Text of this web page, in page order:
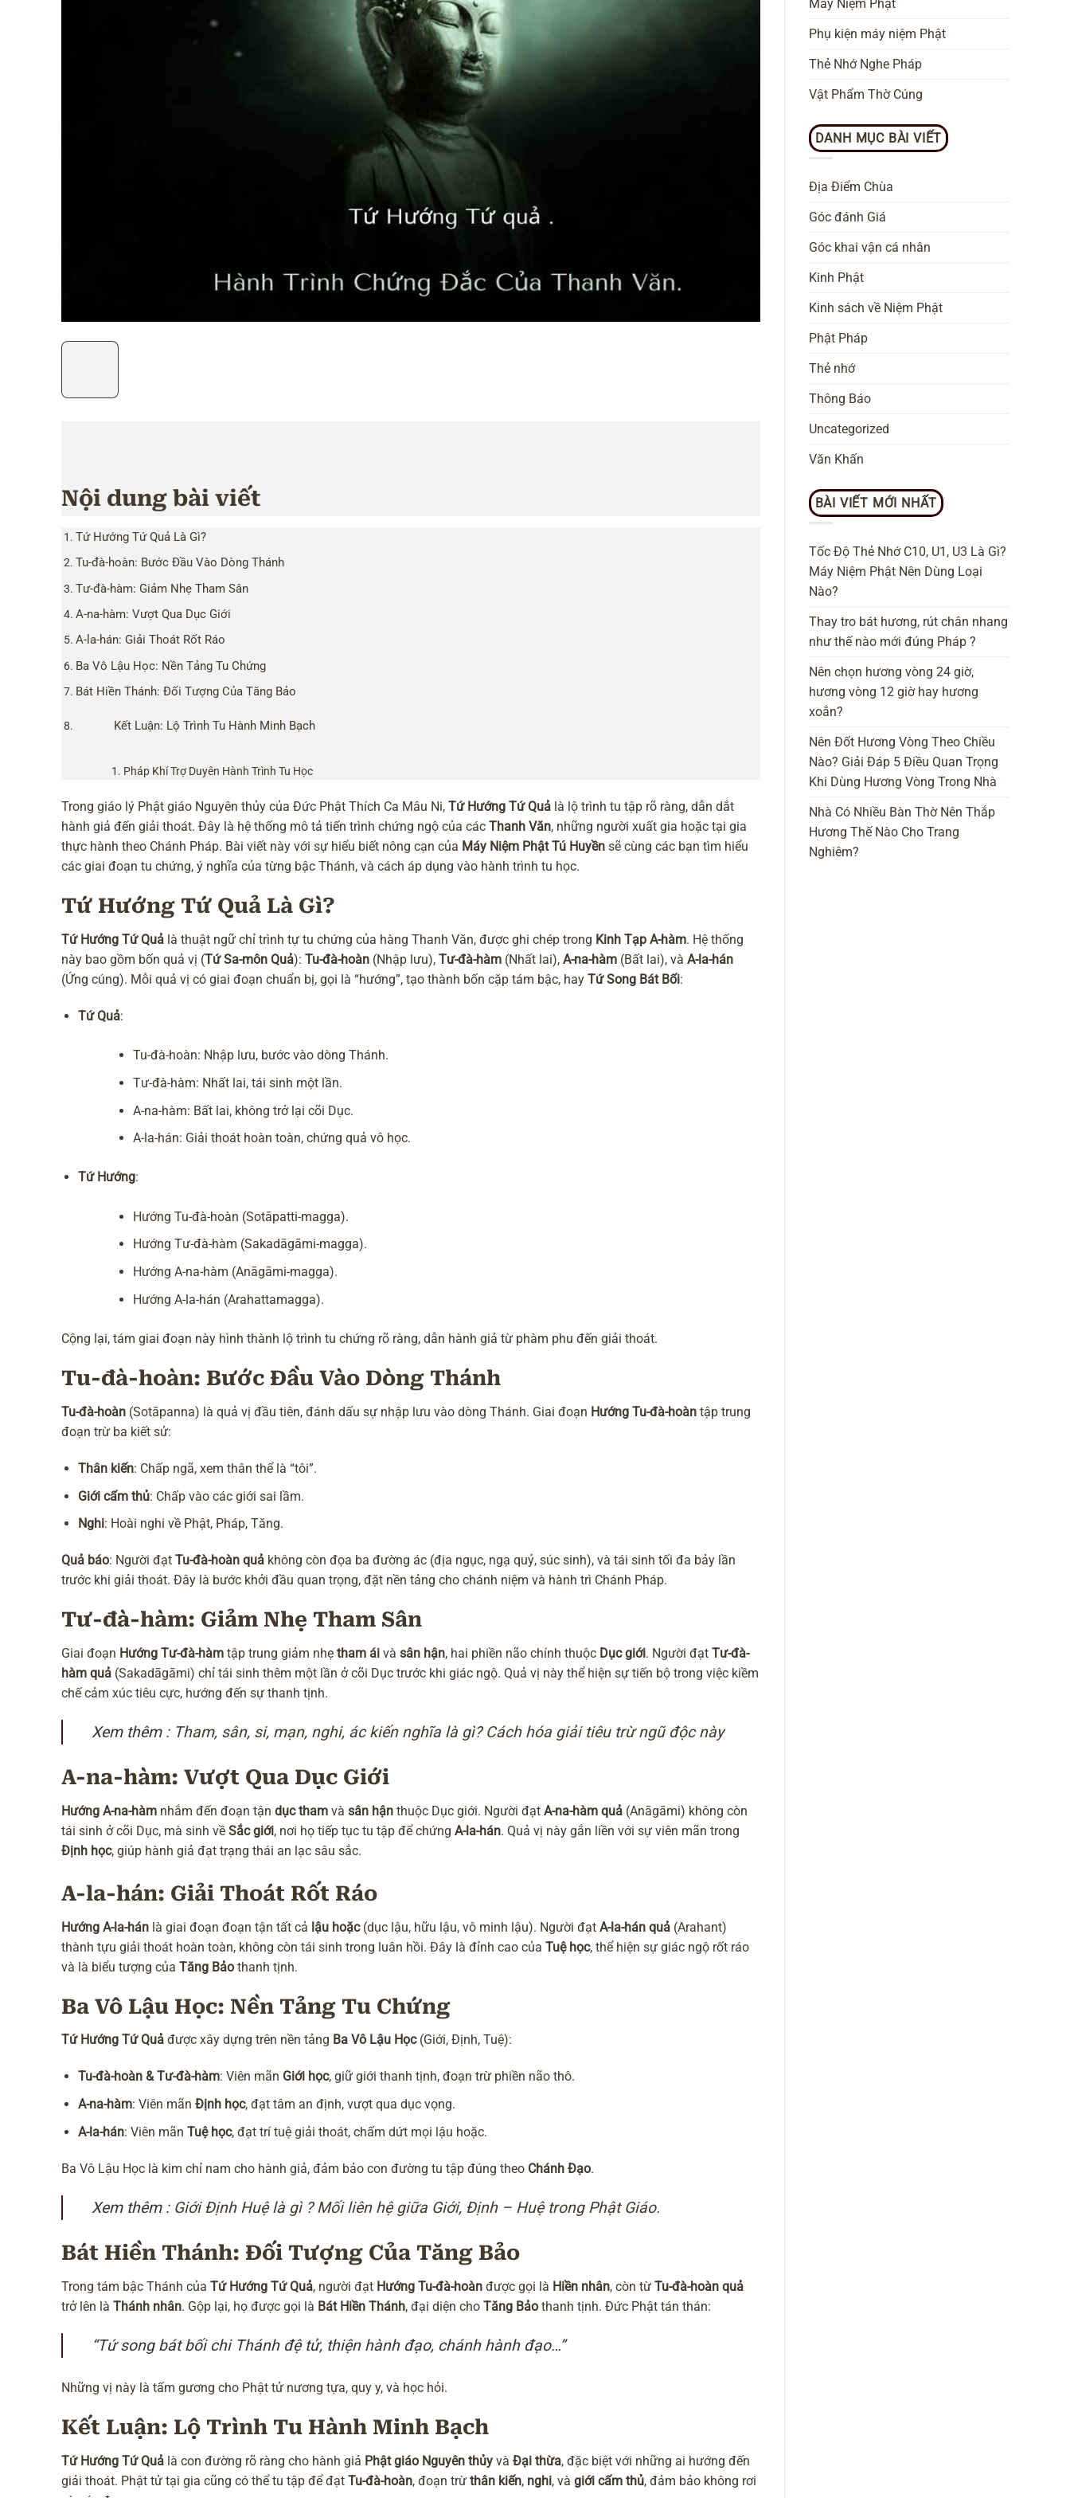
Nội dung bài viết
Tứ Hướng Tứ Quả Là Gì?
Tu-đà-hoàn: Bước Đầu Vào Dòng Thánh
Tư-đà-hàm: Giảm Nhẹ Tham Sân
A-na-hàm: Vượt Qua Dục Giới
A-la-hán: Giải Thoát Rốt Ráo
Ba Vô Lậu Học: Nền Tảng Tu Chứng
Bát Hiền Thánh: Đối Tượng Của Tăng Bảo
Kết Luận: Lộ Trình Tu Hành Minh Bạch
Pháp Khí Trợ Duyên Hành Trình Tu Học
Trong giáo lý Phật giáo Nguyên thủy của Đức Phật Thích Ca Mâu Ni, Tứ Hướng Tứ Quả là lộ trình tu tập rõ ràng, dẫn dắt
hành giả đến giải thoát. Đây là hệ thống mô tả tiến trình chứng ngộ của các Thanh Văn, những người xuất gia hoặc tại gia
thực hành theo Chánh Pháp. Bài viết này với sự hiểu biết nông cạn của Máy Niệm Phật Tú Huyền sẽ cùng các bạn tìm hiểu
các giai đoạn tu chứng, ý nghĩa của từng bậc Thánh, và cách áp dụng vào hành trình tu học.
Tứ Hướng Tứ Quả Là Gì?
Tứ Hướng Tứ Quả là thuật ngữ chỉ trình tự tu chứng của hàng Thanh Văn, được ghi chép trong Kinh Tạp A-hàm. Hệ thống
này bao gồm bốn quả vị (Tứ Sa-môn Quả): Tu-đà-hoàn (Nhập lưu), Tư-đà-hàm (Nhất lai), A-na-hàm (Bất lai), và A-la-hán
(Ứng cúng). Mỗi quả vị có giai đoạn chuẩn bị, gọi là “hướng”, tạo thành bốn cặp tám bậc, hay Tứ Song Bát Bối:
Tứ Quả:
Tu-đà-hoàn: Nhập lưu, bước vào dòng Thánh.
Tư-đà-hàm: Nhất lai, tái sinh một lần.
A-na-hàm: Bất lai, không trở lại cõi Dục.
A-la-hán: Giải thoát hoàn toàn, chứng quả vô học.
Tứ Hướng:
Hướng Tu-đà-hoàn (Sotāpatti-magga).
Hướng Tư-đà-hàm (Sakadāgāmi-magga).
Hướng A-na-hàm (Anāgāmi-magga).
Hướng A-la-hán (Arahattamagga).
Cộng lại, tám giai đoạn này hình thành lộ trình tu chứng rõ ràng, dẫn hành giả từ phàm phu đến giải thoát.
Tu-đà-hoàn: Bước Đầu Vào Dòng Thánh
Tu-đà-hoàn (Sotāpanna) là quả vị đầu tiên, đánh dấu sự nhập lưu vào dòng Thánh. Giai đoạn Hướng Tu-đà-hoàn tập trung
đoạn trừ ba kiết sử:
Thân kiến: Chấp ngã, xem thân thể là “tôi”.
Giới cấm thủ: Chấp vào các giới sai lầm.
Nghi: Hoài nghi về Phật, Pháp, Tăng.
Quả báo: Người đạt Tu-đà-hoàn quả không còn đọa ba đường ác (địa ngục, ngạ quỷ, súc sinh), và tái sinh tối đa bảy lần
trước khi giải thoát. Đây là bước khởi đầu quan trọng, đặt nền tảng cho chánh niệm và hành trì Chánh Pháp.
Tư-đà-hàm: Giảm Nhẹ Tham Sân
Giai đoạn Hướng Tư-đà-hàm tập trung giảm nhẹ tham ái và sân hận, hai phiền não chính thuộc Dục giới. Người đạt Tư-đà-
hàm quả (Sakadāgāmi) chỉ tái sinh thêm một lần ở cõi Dục trước khi giác ngộ. Quả vị này thể hiện sự tiến bộ trong việc kiềm
chế cảm xúc tiêu cực, hướng đến sự thanh tịnh.
Xem thêm : Tham, sân, si, mạn, nghi, ác kiến nghĩa là gì? Cách hóa giải tiêu trừ ngũ độc này
A-na-hàm: Vượt Qua Dục Giới
Hướng A-na-hàm nhắm đến đoạn tận dục tham và sân hận thuộc Dục giới. Người đạt A-na-hàm quả (Anāgāmi) không còn
tái sinh ở cõi Dục, mà sinh về Sắc giới, nơi họ tiếp tục tu tập để chứng A-la-hán. Quả vị này gắn liền với sự viên mãn trong
Định học, giúp hành giả đạt trạng thái an lạc sâu sắc.
A-la-hán: Giải Thoát Rốt Ráo
Hướng A-la-hán là giai đoạn đoạn tận tất cả lậu hoặc(dục lậu, hữu lậu, vô minh lậu). Người đạt A-la-hán quả (Arahant)
thành tựu giải thoát hoàn toàn, không còn tái sinh trong luân hồi. Đây là đỉnh cao của Tuệ học, thể hiện sự giác ngộ rốt ráo
và là biểu tượng của Tăng Bảo thanh tịnh.
Ba Vô Lậu Học: Nền Tảng Tu Chứng
Tứ Hướng Tứ Quả được xây dựng trên nền tảng Ba Vô Lậu Học(Giới, Định, Tuệ):
Tu-đà-hoàn & Tư-đà-hàm: Viên mãn Giới học, giữ giới thanh tịnh, đoạn trừ phiền não thô.
A-na-hàm: Viên mãn Định học, đạt tâm an định, vượt qua dục vọng.
A-la-hán: Viên mãn Tuệ học, đạt trí tuệ giải thoát, chấm dứt mọi lậu hoặc.
Ba Vô Lậu Học là kim chỉ nam cho hành giả, đảm bảo con đường tu tập đúng theo Chánh Đạo.
Xem thêm : Giới Định Huệ là gì ? Mối liên hệ giữa Giới, Định – Huệ trong Phật Giáo.
Bát Hiền Thánh: Đối Tượng Của Tăng Bảo
Trong tám bậc Thánh của Tứ Hướng Tứ Quả, người đạt Hướng Tu-đà-hoàn được gọi là Hiền nhân, còn từ Tu-đà-hoàn quả
trở lên là Thánh nhân. Gộp lại, họ được gọi là Bát Hiền Thánh, đại diện cho Tăng Bảo thanh tịnh. Đức Phật tán thán:
“Tứ song bát bối chi Thánh đệ tử, thiện hành đạo, chánh hành đạo…”
Những vị này là tấm gương cho Phật tử nương tựa, quy y, và học hỏi.
Kết Luận: Lộ Trình Tu Hành Minh Bạch
Tứ Hướng Tứ Quả là con đường rõ ràng cho hành giả Phật giáo Nguyên thủy và Đại thừa, đặc biệt với những ai hướng đến
giải thoát. Phật tử tại gia cũng có thể tu tập để đạt Tu-đà-hoàn, đoạn trừ thân kiến, nghi, và giới cấm thủ, đảm bảo không rơi
Máy Niệm Phật
Phụ kiện máy niệm Phật
Thẻ Nhớ Nghe Pháp
Vật Phẩm Thờ Cúng
DANH MỤC BÀI VIẾT
Địa Điểm Chùa
Góc đánh Giá
Góc khai vận cá nhân
Kinh Phật
Kinh sách về Niệm Phật
Phật Pháp
Thẻ nhớ
Thông Báo
Uncategorized
Văn Khấn
BÀI VIẾT MỚI NHẤT
Tốc Độ Thẻ Nhớ C10, U1, U3 Là Gì?
Máy Niệm Phật Nên Dùng Loại
Nào?
Thay tro bát hương, rút chân nhang
như thế nào mới đúng Pháp ?
Nên chọn hương vòng 24 giờ,
hương vòng 12 giờ hay hương
xoắn?
Nên Đốt Hương Vòng Theo Chiều
Nào? Giải Đáp 5 Điều Quan Trọng
Khi Dùng Hương Vòng Trong Nhà
Nhà Có Nhiều Bàn Thờ Nên Thắp
Hương Thế Nào Cho Trang
Nghiêm?